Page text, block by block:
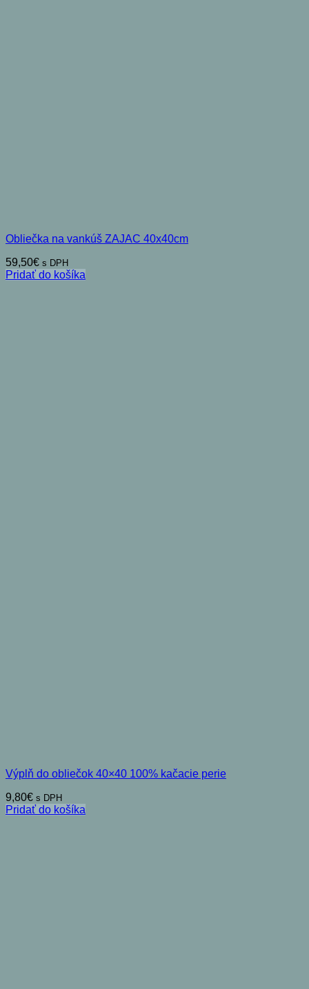
Obliečka na vankúš ZAJAC 40x40cm
59,50€ s DPH
Pridať do košíka
Výplň do obliečok 40×40 100% kačacie perie
9,80€ s DPH
Pridať do košíka